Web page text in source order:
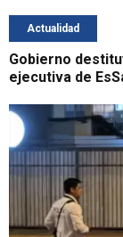
Actualidad
Gobierno
ejecutiva de